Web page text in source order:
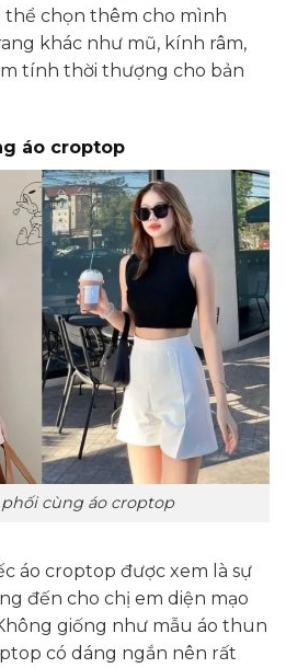
thể chọn thêm cho mình
khác như mũ, kính râm,
tính thời thượng cho bản
áo croptop
cùng áo croptop
áo croptop được xem là sự
đến cho chị em diện mạo
giống như mẫu áo thun
có dáng ngắn nên rất